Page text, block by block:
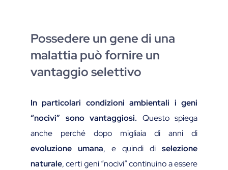
Possedere un gene di una
malattia può fornire un
vantaggio selettivo
In particolari condizioni ambientali i geni
“nocivi” sono vantaggiosi. Questo spiega
anche perché dopo migliaia di anni di
evoluzione umana, e quindi di selezione
naturale, certi geni “nocivi” continuino a essere